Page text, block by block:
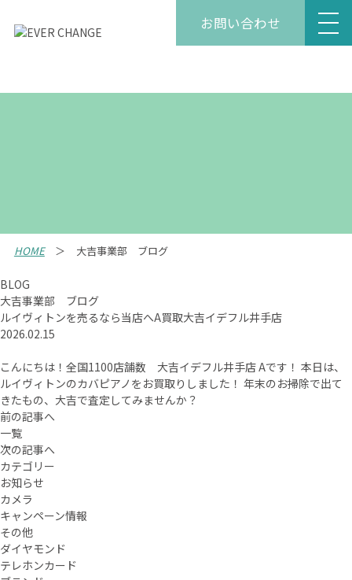
お問い合わせ
HOME 大吉事業部 ブログ
BLOG
大吉事業部 ブログ
ルイヴィトンを売るなら当店へA買取大吉イデフル井手店
2026.02.15
こんにちは！全国1100店舗数 大吉イデフル井手店 Aです！ 本日は、
ルイヴィトンのカバピアノをお買取りしました！ 年末のお掃除で出て
きたもの、大吉で査定してみませんか？
前の記事へ
一覧
次の記事へ
カテゴリー
お知らせ
カメラ
キャンペーン情報
その他
ダイヤモンド
テレホンカード